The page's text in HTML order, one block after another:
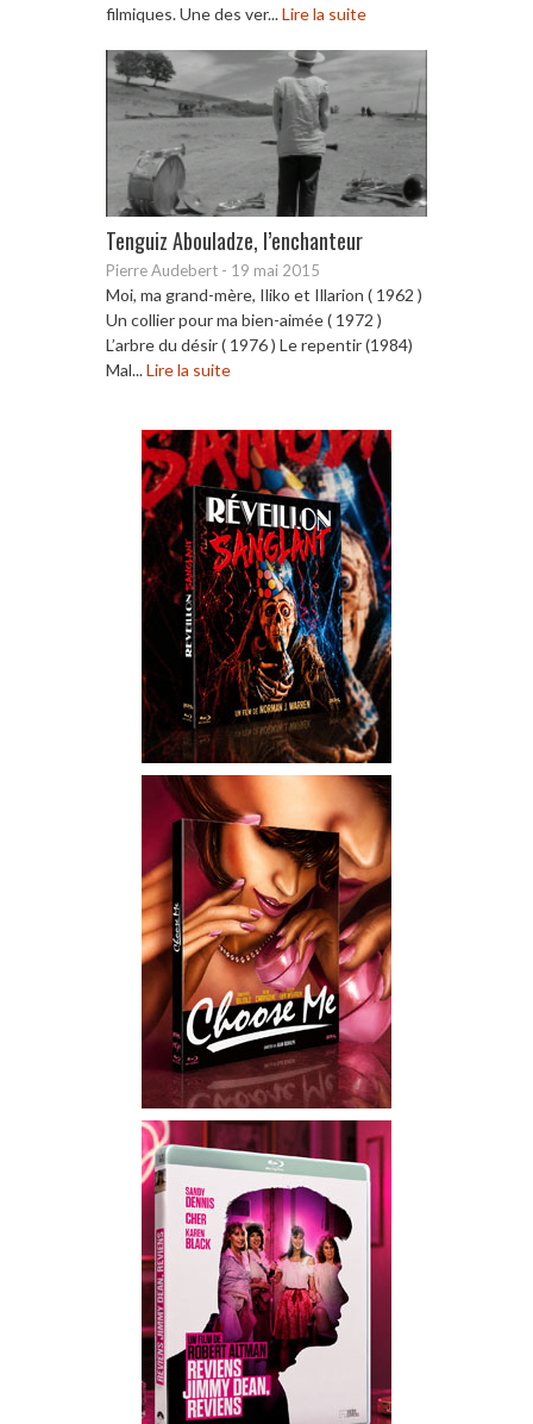
filmiques. Une des ver...Lire la suite
Tenguiz Abouladze, l’enchanteur
Pierre Audebert - 19 mai 2015
Moi, ma grand-mère, Iliko et Illarion ( 1962 )
Un collier pour ma bien-aimée ( 1972 )
L’arbre du désir ( 1976 ) Le repentir (1984)
Mal...Lire la suite